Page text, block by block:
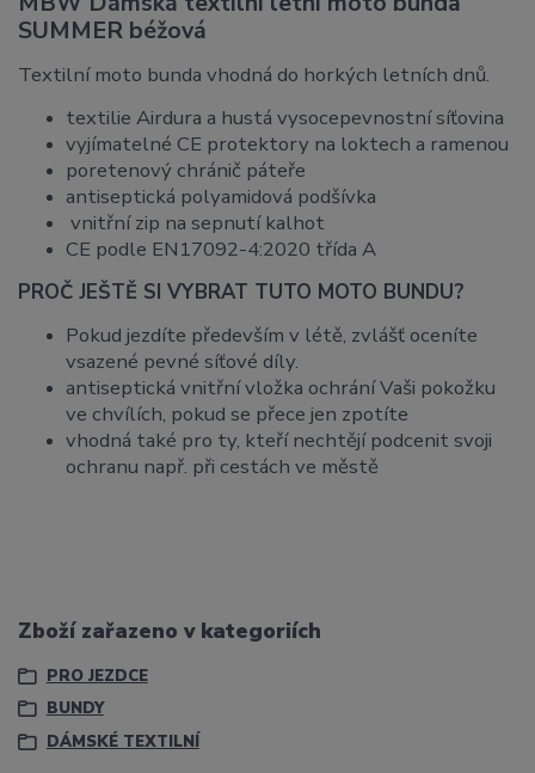
SUMMER béžová
Textilní moto bunda vhodná do horkých letních dnů.
textilie Airdura a hustá vysocepevnostní síťovina
vyjímatelné CE protektory na loktech a ramenou
poretenový chránič páteře
antiseptická polyamidová podšívka
vnitřní zip na sepnutí kalhot
CE podle EN17092-4:2020 třída A
PROČ JEŠTĚ SI VYBRAT TUTO MOTO BUNDU?
Pokud jezdíte především v létě, zvlášť oceníte
vsazené pevné síťové díly.
antiseptická vnitřní vložka ochrání Vaši pokožku
ve chvílích, pokud se přece jen zpotíte
vhodná také pro ty, kteří nechtějí podcenit svoji
ochranu např. při cestách ve městě
Zboží zařazeno v kategoriích
PRO JEZDCE
BUNDY
DÁMSKÉ TEXTILNÍ